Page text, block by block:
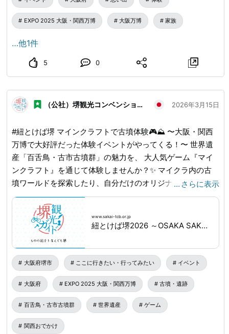
EXPO 2025 大阪・関西万博 大阪万博 家族
…他1件
5 0
（公社）堺観光コンベンション協会 2026年3月15日
#紐とけば堺 マインクラフトで古墳体験🎮⛰️ 〜大阪・関西
万博で大好評だった体験イベントがやってくる！〜 世界遺
産「百舌鳥・古市古墳群」の魅力を、 大人気ゲーム『マイ
ンクラフト』を通じて体験しませんか？✨ マイクラ内の古
墳ワールドを探索したり、自分だけのオリジナル古墳を造っ
たり……。 ゲームを通じて、古墳のスケールや不思議を楽し
く学べるスペシャルイベントです！ お子様はもちろん、マ
イクラ好きの方もぜひこの機会に古墳の世界へ飛び込んでみ
てください。 📅 日時：3月20日(金・祝)〜22日(日) 10:00〜
17:00 📍 場所：百舌鳥古墳群ビジターセンター 💰 参加費：
無料 ✅ 予約不要（各回2名・当日先着順／1人10分） 🔍詳し
くは「紐とけば堺2026」で検索！ 🔗www.sakai-tcb.or.jp
… さらに表示
www.sakai-tcb.or.jp
紐とけば堺2026 ～OSAKA SAKAI EXPO～｜NEWS｜堺観光ガイド
大阪府堺市 ここに行きたい・行ってみたい イベント
大阪府 EXPO 2025 大阪・関西万博 古墳・遺跡
百舌鳥・古市古墳群 世界遺産 ゲーム
関西おでかけ